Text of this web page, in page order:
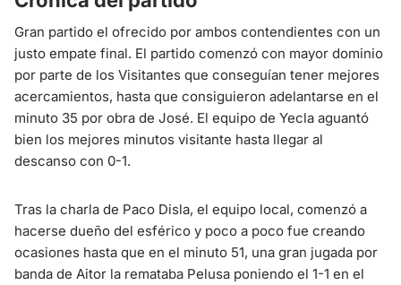
Gran partido el ofrecido por ambos contendientes con un
justo empate final. El partido comenzó con mayor dominio
por parte de los Visitantes que conseguían tener mejores
acercamientos, hasta que consiguieron adelantarse en el
minuto 35 por obra de José. El equipo de Yecla aguantó
bien los mejores minutos visitante hasta llegar al
descanso con 0-1.
Tras la charla de Paco Disla, el equipo local, comenzó a
hacerse dueño del esférico y poco a poco fue creando
ocasiones hasta que en el minuto 51, una gran jugada por
banda de Aitor la remataba Pelusa poniendo el 1-1 en el